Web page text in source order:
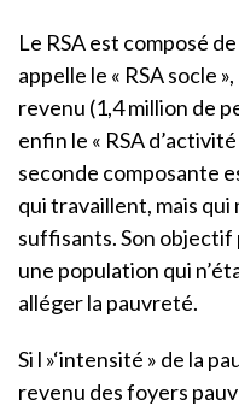
Le RSA est composé
appelle le « RSA socle
revenu (1,4 million de
enfin le « RSA
seconde composante
qui travaillent, mais qui
suffisants. Son
une population qui
alléger la pauvreté.
Si l »‘intensité » de la
revenu des foyers